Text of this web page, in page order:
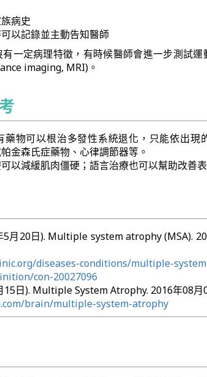
病史
以記錄並主動告知醫師
一定病理特徵，有時候醫師會進一步測試
imaging, MRI)。
藥物可以根治多發性系統退化，只能依出現
金森氏症藥物、心律調節器等。
以減緩肌肉僵硬；語言治療也可以幫助改善
5月20日). Multiple system atrophy (MSA).
diseases-conditions/multiple-
con-20027096
15日). Multiple System Atrophy. 2016年08月
brain/multiple-system-atrophy